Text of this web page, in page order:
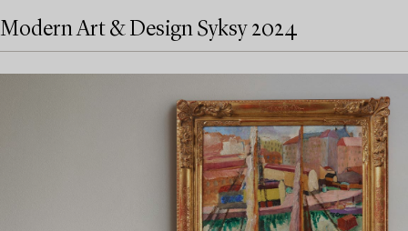
Modern Art & Design Syksy 2024